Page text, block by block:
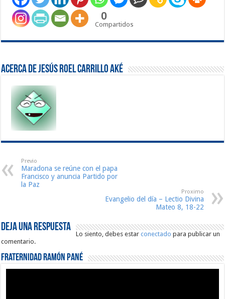
0
Compartidos
Acerca de Jesús Roel Carrillo Aké
Previo
Maradona se reúne con el papa
Francisco y anuncia Partido por
la Paz
Proximo
Evangelio del día – Lectio Divina
Mateo 8, 18-22
Deja una respuesta
Lo siento, debes estarconectado para publicar un
comentario.
Fraternidad Ramón Pané